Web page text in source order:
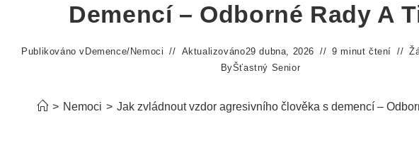
Demencí – Odborné Rady A
Publikováno v Demence/ Nemoci Aktualizováno29 dubna, 2026 9 minut čtení
ByŠťastný Senior
> Nemoci > Jak zvládnout vzdor agresivního člověka s demencí –